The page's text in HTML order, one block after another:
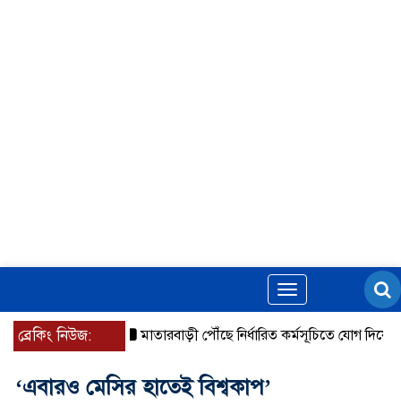
Toggle
navigation
ব্রেকিং নিউজ: মাতারবাড়ী পৌঁছে নির্ধারিত কর্মসূচিতে যোগ দিয়েছেন
‘এবারও মেসির হাতেই বিশ্বকাপ’